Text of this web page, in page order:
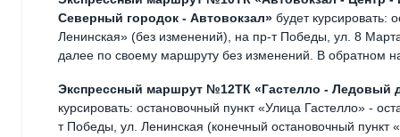
Северный городок - Автовокзал» будет курсировать:
Ленинская» (без изменений), на пр-т Победы, ул. 8
далее по своему маршруту без изменений. В обратном
Экспрессный маршрут №12ТК «Гастелло - Ледовый
курсировать: остановочный пункт «Улица Гастелло» -
т Победы, ул. Ленинская (конечный остановочный